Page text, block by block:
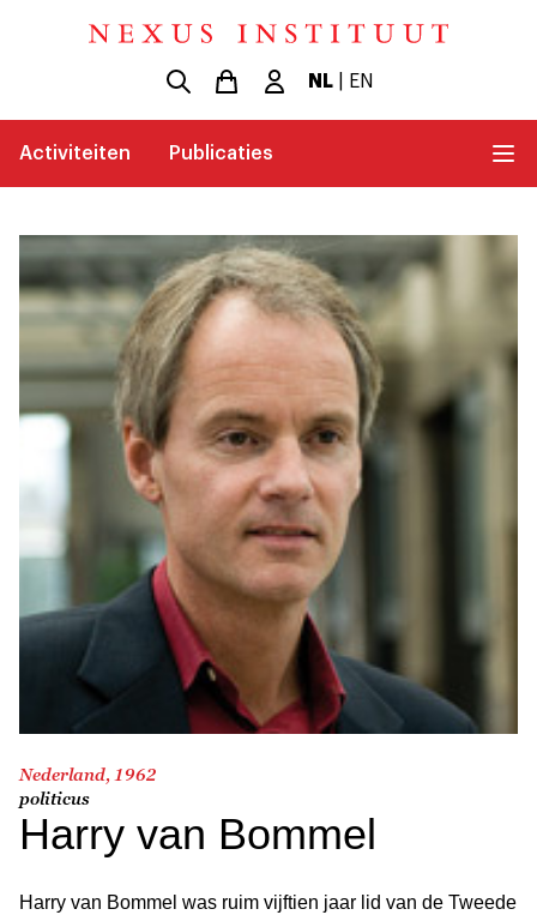
NL| EN
Activiteiten Publicaties
Nederland, 1962
politicus
Harry van Bommel
Harry van Bommel was ruim vijftien jaar lid van de Tweede